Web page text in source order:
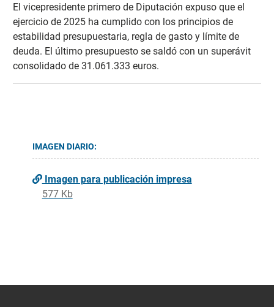
El vicepresidente primero de Diputación expuso que el
ejercicio de 2025 ha cumplido con los principios de
estabilidad presupuestaria, regla de gasto y límite de
deuda. El último presupuesto se saldó con un superávit
consolidado de 31.061.333 euros.
IMAGEN DIARIO:
Imagen para publicación impresa
577 Kb